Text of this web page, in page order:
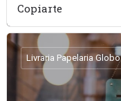
Copiarte
Livraria Papelaria Globo